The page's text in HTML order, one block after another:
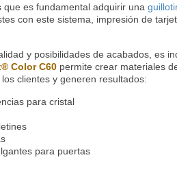
que es fundamental adquirir una
con este sistema, impresión de
y posibilidades de acabados, es
Color C60 permite crear materiales
clientes y generen resultados:
para cristal
para puertas